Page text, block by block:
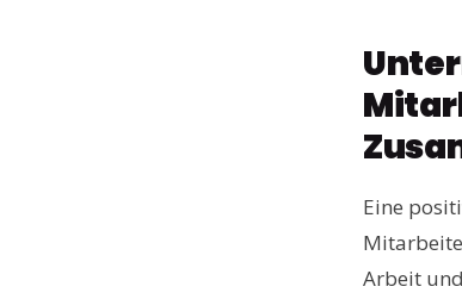
Eine
Arbeit